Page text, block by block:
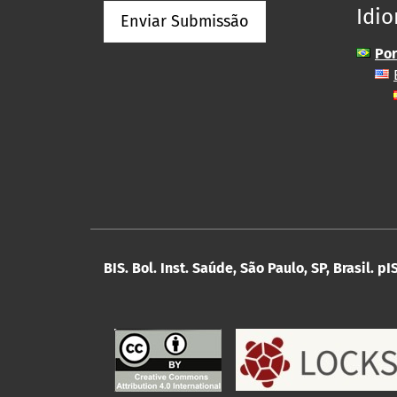
Enviar Submissão
BIS. Bol. Inst. Saúde, São Paulo, SP, Brasil.